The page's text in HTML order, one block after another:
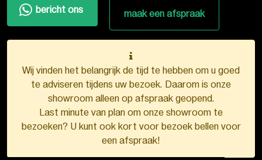
bericht ons maak een afspraak
Wij vinden het belangrijk de tijd te hebben om u goed
te adviseren tijdens uw bezoek. Daarom is onze
showroom alleen op afspraak geopend.
Last minute van plan om onze showroom te
bezoeken? U kunt ook kort voor bezoek bellen voor
een afspraak!